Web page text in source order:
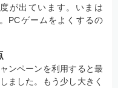
が出ています。いまは
PCゲームをよくするの
ンペーンを利用すると最
ました。もう少し大きく